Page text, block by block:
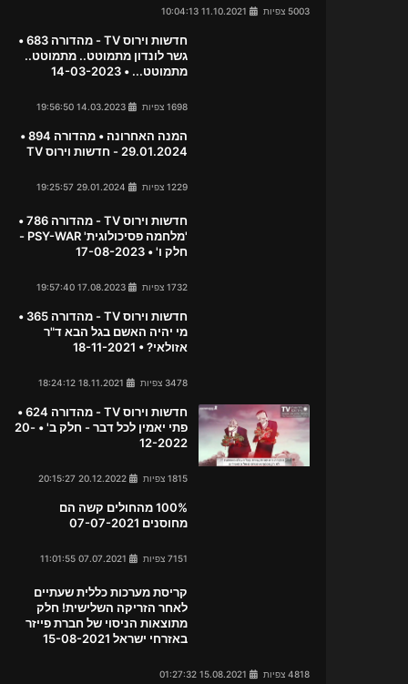
5003 צפיות
חדשות וירוס TV - מהדורה 683 •
גשר לונדון מתמוטט.. מתמוטט..
מתמוטט... • 14-03-2023
1698 צפיות
המנה האחרונה • מהדורה 894 •
29.01.2024 - חדשות וירוס TV
1229 צפיות
חדשות וירוס TV - מהדורה 786 •
'מלחמה פסיכולוגית' PSY-WAR -
חלק ו' • 17-08-2023
1732 צפיות
חדשות וירוס TV - מהדורה 365 •
מי יהיה האשם בגל הבא ד"ר
אזולאי? • 18-11-2021
3478 צפיות
חדשות וירוס TV - מהדורה 624 •
פתי יאמין לכל דבר - חלק ב' • 20-
12-2022
1815 צפיות
100% מהחולים קשה הם
מחוסנים 07-07-2021
7151 צפיות
קריסת מערכות כללית שעתיים
לאחר הזריקה השלישית! חלק
מתוצאות הניסוי של חברת פייזר
באזרחי ישראל 15-08-2021
4818 צפיות